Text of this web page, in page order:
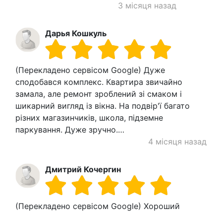
3 місяця назад
Дарья Кошкуль
(Перекладено сервісом Google) Дуже
сподобався комплекс. Квартира звичайно
замала, але ремонт зроблений зі смаком і
шикарний вигляд із вікна. На подвір'ї багато
різних магазинчиків, школа, підземне
паркування. Дуже зручно.…
4 місяця назад
Дмитрий Кочергин
(Перекладено сервісом Google) Хороший